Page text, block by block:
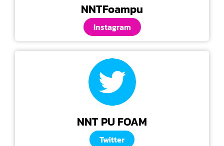
NNTFoampu
Instagram
NNT PU FOAM
Twitter